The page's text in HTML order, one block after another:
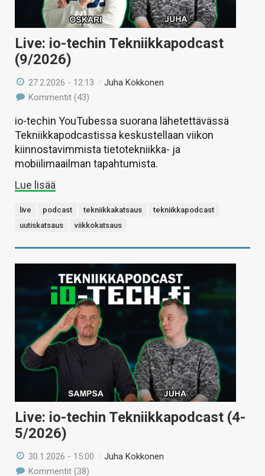
Live: io-techin Tekniikkapodcast
(9/2026)
27.2.2026 - 12:13 /Juha Kokkonen
Kommentit (43)
io-techin YouTubessa suorana lähetettävässä
Tekniikkapodcastissa keskustellaan viikon
kiinnostavimmista tietotekniikka- ja
mobiilimaailman tapahtumista.
Lue lisää
live podcast tekniikkakatsaus
tekniikkapodcast
uutiskatsaus
viikkokatsaus
Live: io-techin Tekniikkapodcast (4-
5/2026)
30.1.2026 - 15:00 /Juha Kokkonen
Kommentit (38)